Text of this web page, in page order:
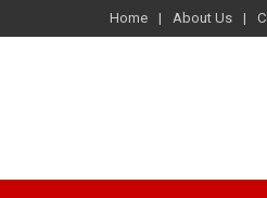
Home About Us